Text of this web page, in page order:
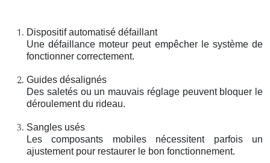
Dispositif automatisé défaillant
Une défaillance moteur peut empêcher le système de
fonctionner correctement.
Guides désalignés
Des saletés ou un mauvais réglage peuvent bloquer le
déroulement du rideau.
Sangles usés
Les composants mobiles nécessitent parfois un
ajustement pour restaurer le bon fonctionnement.